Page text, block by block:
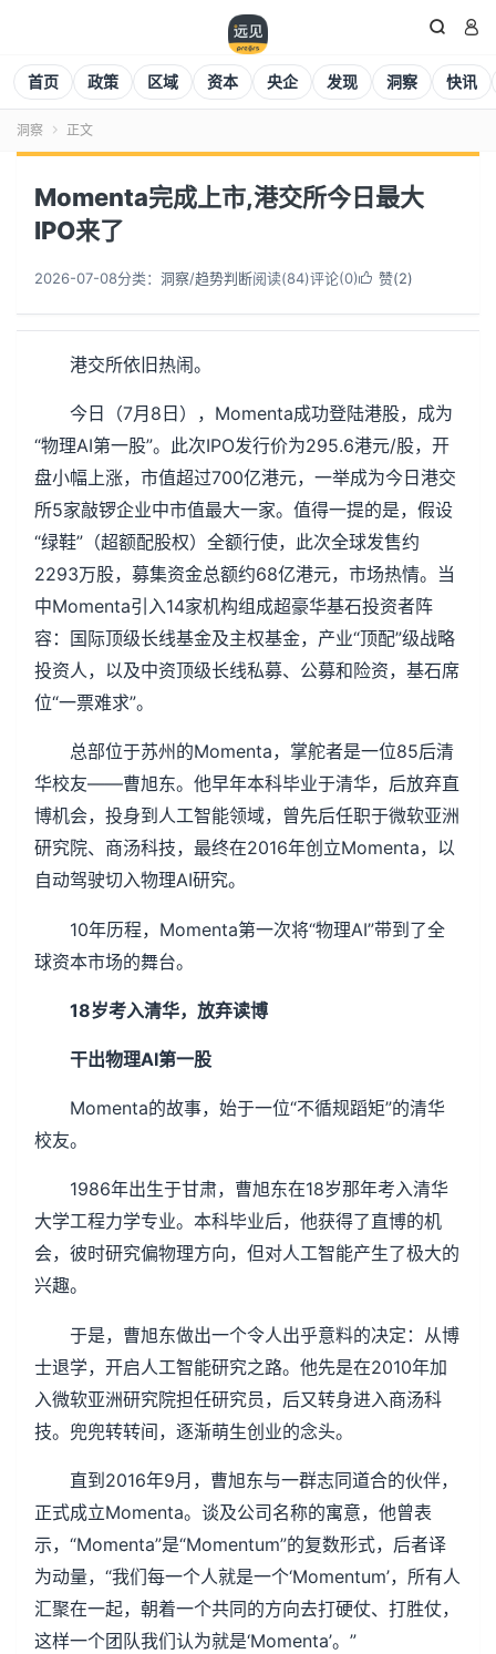
 
首页 政策 区域 资本 央企 发现 洞察 快讯
洞察  正文
Momenta完成上市,港交所今日最大
IPO来了
2026-07-08分类： 洞察/趋势判断阅读(84)评论(0) 赞(2)
港交所依旧热闹。
今日（7月8日），Momenta成功登陆港股，成为
“物理AI第一股”。此次IPO发行价为295.6港元/股，开
盘小幅上涨，市值超过700亿港元，一举成为今日港交
所5家敲锣企业中市值最大一家。值得一提的是，假设
“绿鞋”（超额配股权）全额行使，此次全球发售约
2293万股，募集资金总额约68亿港元，市场热情。当
中Momenta引入14家机构组成超豪华基石投资者阵
容：国际顶级长线基金及主权基金，产业“顶配”级战略
投资人，以及中资顶级长线私募、公募和险资，基石席
位“一票难求”。
总部位于苏州的Momenta，掌舵者是一位85后清
华校友——曹旭东。他早年本科毕业于清华，后放弃直
博机会，投身到人工智能领域，曾先后任职于微软亚洲
研究院、商汤科技，最终在2016年创立Momenta，以
自动驾驶切入物理AI研究。
10年历程，Momenta第一次将“物理AI”带到了全
球资本市场的舞台。
18岁考入清华，放弃读博
干出物理AI第一股
Momenta的故事，始于一位“不循规蹈矩”的清华
校友。
1986年出生于甘肃，曹旭东在18岁那年考入清华
大学工程力学专业。本科毕业后，他获得了直博的机
会，彼时研究偏物理方向，但对人工智能产生了极大的
兴趣。
于是，曹旭东做出一个令人出乎意料的决定：从博
士退学，开启人工智能研究之路。他先是在2010年加
入微软亚洲研究院担任研究员，后又转身进入商汤科
技。兜兜转转间，逐渐萌生创业的念头。
直到2016年9月，曹旭东与一群志同道合的伙伴，
正式成立Momenta。谈及公司名称的寓意，他曾表
示，“Momenta”是“Momentum”的复数形式，后者译
为动量，“我们每一个人就是一个‘Momentum’，所有人
汇聚在一起，朝着一个共同的方向去打硬仗、打胜仗，
这样一个团队我们认为就是‘Momenta’。”